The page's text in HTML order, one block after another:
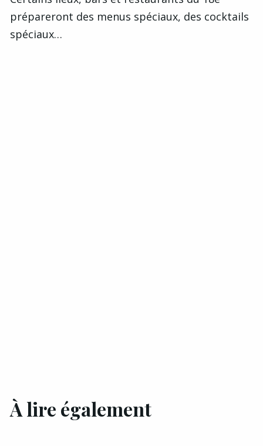
prépareront des menus spéciaux, des cocktails
spéciaux…
À lire également